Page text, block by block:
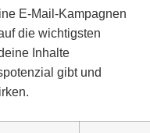
E-Mail-Kampagnen
die wichtigsten
Inhalte
gibt und